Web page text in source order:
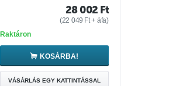
28 002 Ft
(22 049 Ft+ áfa)
Raktáron
KOSÁRBA!
VÁSÁRLÁS EGY KATTINTÁSSAL